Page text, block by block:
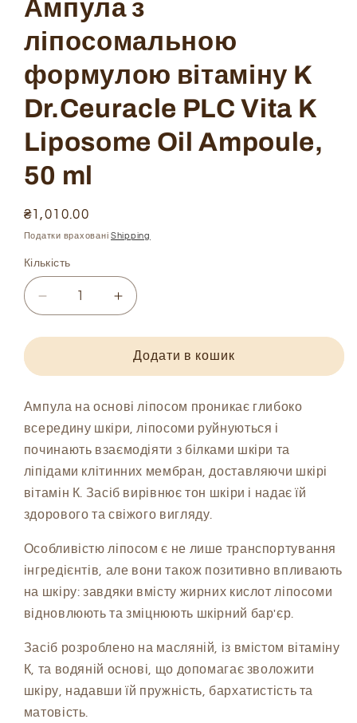
Ампула з
ліпосомальною
формулою вітаміну K
Dr.Ceuracle PLC Vita K
Liposome Oil Ampoule,
50 ml
Ціна
звичайна
₴1,010.00
Податки враховані Shipping
Кількість
Зменшити
кількість
Ампула
ліпосомальною
вітаміну
K
Dr.Ceuracle
Vita
K
Liposome
Ampoule,
50
Збільшити
кількість
Ампула
ліпосомальною
вітаміну
K
Dr.Ceuracle
PLC
Vita
K
Liposome
Ampoule,
50
Додати в кошик
Ампула на основі ліпосом проникає глибоко
всередину шкіри, ліпосоми руйнуються і
починають взаємодіяти з білками шкіри та
ліпідами клітинних мембран, доставляючи шкірі
вітамін К. Засіб вирівнює тон шкіри і надає їй
здорового та свіжого вигляду.
Особливістю ліпосом є не лише транспортування
інгредієнтів, але вони також позитивно впливають
на шкіру: завдяки вмісту жирних кислот ліпосоми
відновлюють та зміцнюють шкірний бар'єр.
Засіб розроблено на масляній, із вмістом вітаміну
К, та водяній основі, що допомагає зволожити
шкіру, надавши їй пружність, бархатистість та
матовість.